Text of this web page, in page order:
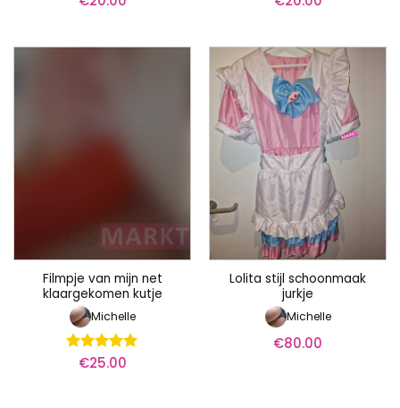
Filmpje van mijn net
klaargekomen kutje
Michelle
Waardering
€25.00
Lolita stijl schoonmaak
jurkje
Michelle
€80.00